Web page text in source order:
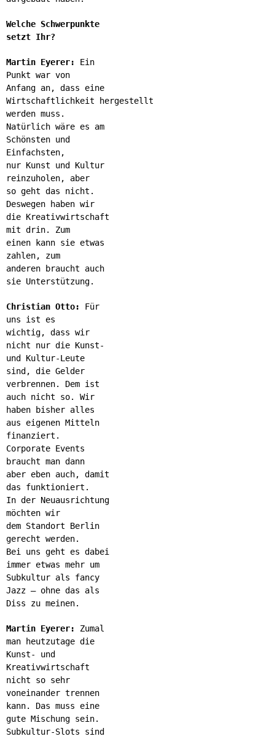
Welche Schwerpunkte
setzt Ihr?
Martin Eyerer: Ein
Punkt war von
Anfang an, dass eine
Wirtschaftlichkeit hergestellt
werden muss.
Natürlich wäre es am
Schönsten und
Einfachsten,
nur Kunst und Kultur
reinzuholen, aber
so geht das nicht.
Deswegen haben wir
die Kreativwirtschaft
mit drin. Zum
einen kann sie etwas
zahlen, zum
anderen braucht auch
sie Unterstützung.
Christian Otto:
Für
uns ist es
wichtig, dass wir
nicht nur die Kunst-
und Kultur-Leute
sind, die Gelder
verbrennen. Dem ist
auch nicht so. Wir
haben bisher alles
aus eigenen Mitteln
finanziert.
Corporate Events
braucht man dann
aber eben auch, damit
das funktioniert.
In der Neuausrichtung
möchten wir
dem Standort Berlin
gerecht werden.
Bei uns geht es dabei
immer etwas mehr um
Subkultur als fancy
Jazz – ohne das als
Diss zu meinen.
Martin Eyerer: Zumal
man heutzutage die
Kunst- und
Kreativwirtschaft
nicht so sehr
voneinander trennen
kann. Das muss eine
gute Mischung sein.
Subkultur-Slots sind